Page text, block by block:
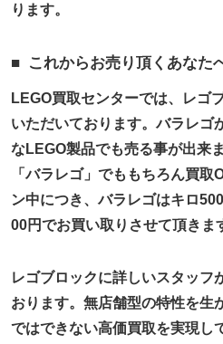
ります。
これからお売り頂くあなた
LEGO買取センターでは、レゴ
いただいております。バラレゴ
なLEGO製品でも売る事が出来
「バラレゴ」でももちろん買
ン中につき、バラレゴはキロ
00円でお買い取りさせて頂きま
レゴブロックに詳しいスタッフ
おります。無店舗型の特性を生
ではできない高価買取を実現し